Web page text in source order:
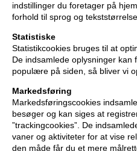
indstillinger du foretager på
forhold til sprog og
Statistiske
Statistikcookies bruges til at
De indsamlede oplysninger
populære på siden, så bliver vi
Markedsføring
Markedsføringscookies
besøger og kan siges at
”trackingcookies”. De
vaner og aktiviteter for at vise
den måde får du et mere